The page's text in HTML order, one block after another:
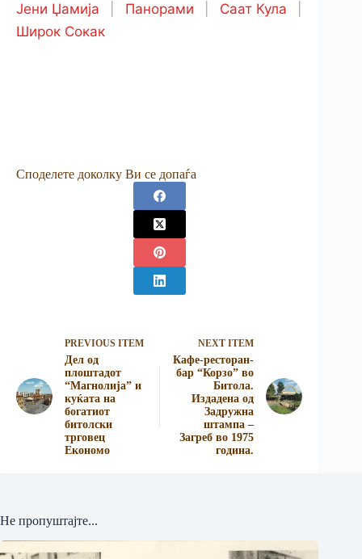
Јени Џамија Панорами Саат Кула
Широк Сокак
Споделете доколку Ви се допаѓа
PREVIOUS ITEM
Дел од
плоштадот
“Магнолија” и
куќата на
богатиот
битолски
трговец
Економо
NEXT ITEM
Кафе-ресторан-
бар “Корзо” во
Битола.
Издадена од
Задружна
штампа –
Загреб во 1975
година.
Не пропуштајте...